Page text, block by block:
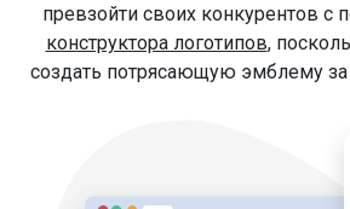
превзойти своих конкурентов
конструктора логотипов,
создать потрясающую эмблему за